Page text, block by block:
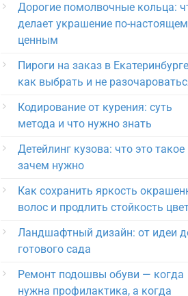
Дорогие помолвочные кольца:
делает украшение по-
ценным
Пироги на заказ в
как выбрать и не
Кодирование от курения: суть
метода и что нужно знать
Детейлинг кузова: что это такое
зачем нужно
Как сохранить яркость
волос и продлить стойкость
Ландшафтный дизайн: от идеи
готового сада
Ремонт подошвы обуви — когда
нужна профилактика, а когда